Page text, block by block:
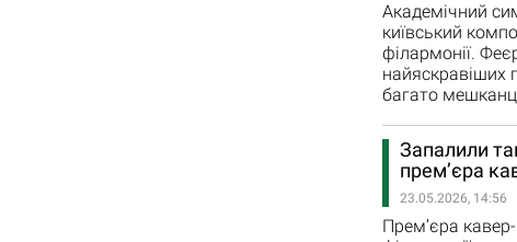
Академічний
київський
філармонії.
найяскравіших
багато
Запалили
прем’єра
23.05.2026, 14:56
Прем’єра